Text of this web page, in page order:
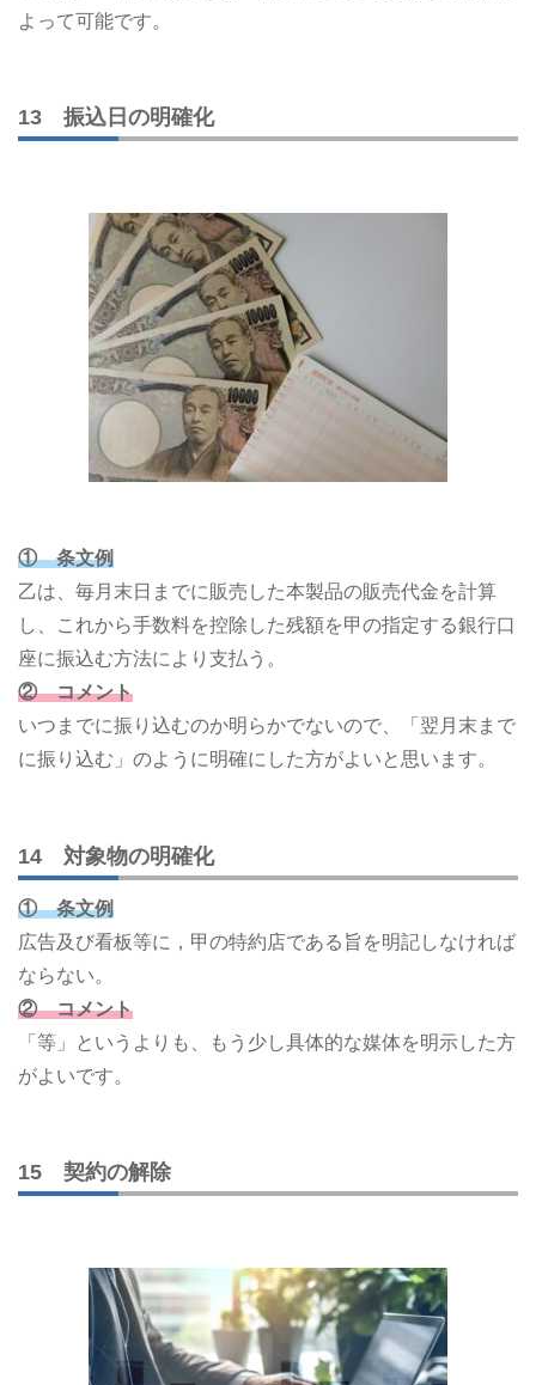
よって可能です。
13 振込日の明確化
① 条文例
乙は、毎月末日までに販売した本製品の販売代金を計算
し、これから手数料を控除した残額を甲の指定する銀行口
座に振込む方法により支払う。
② コメント
いつまでに振り込むのか明らかでないので、「翌月末まで
に振り込む」のように明確にした方がよいと思います。
14 対象物の明確化
① 条文例
広告及び看板等に，甲の特約店である旨を明記しなければ
ならない。
② コメント
「等」というよりも、もう少し具体的な媒体を明示した方
がよいです。
15 契約の解除